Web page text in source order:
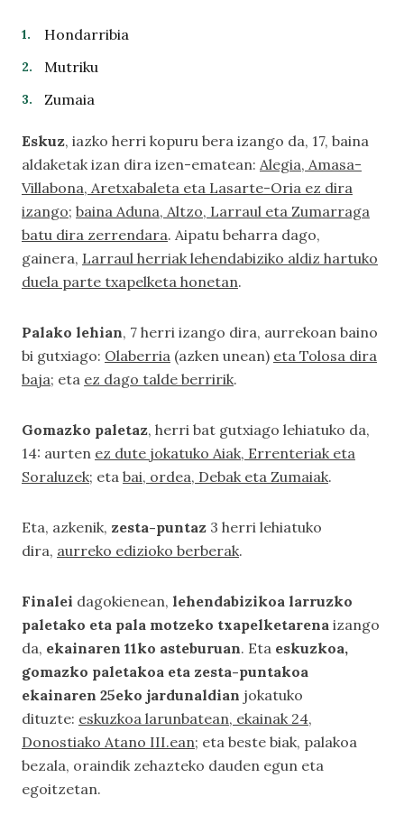
Hondarribia
Mutriku
Zumaia
Eskuz, iazko herri kopuru bera izango da, 17, baina
aldaketak izan dira izen-ematean: Alegia, Amasa-
Villabona, Aretxabaleta eta Lasarte-Oria ez dira
izango; baina Aduna, Altzo, Larraul eta Zumarraga
batu dira zerrendara. Aipatu beharra dago,
gainera, Larraul herriak lehendabiziko aldiz hartuko
duela parte txapelketa honetan.
Palako lehian, 7 herri izango dira, aurrekoan baino
bi gutxiago: Olaberria (azken unean) eta Tolosa dira
baja; eta ez dago talde berririk.
Gomazko paletaz, herri bat gutxiago lehiatuko da,
14: aurten ez dute jokatuko Aiak, Errenteriak eta
Soraluzek; eta bai, ordea, Debak eta Zumaiak.
Eta, azkenik, zesta-puntaz 3 herri lehiatuko
dira, aurreko edizioko berberak.
Finalei dagokienean, lehendabizikoa larruzko
paletako eta pala motzeko txapelketarena izango
da, ekainaren 11ko asteburuan. Eta eskuzkoa,
gomazko paletakoa eta zesta-puntakoa
ekainaren 25eko jardunaldian jokatuko
dituzte: eskuzkoa larunbatean, ekainak 24,
Donostiako Atano III.ean; eta beste biak, palakoa
bezala, oraindik zehazteko dauden egun eta
egoitzetan.